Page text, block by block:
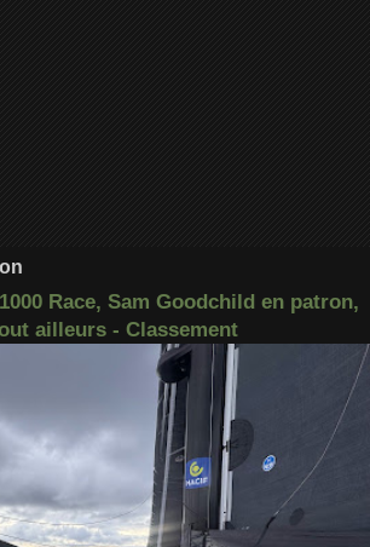
Race, Sam Goodchild en patron,
ailleurs - Classement